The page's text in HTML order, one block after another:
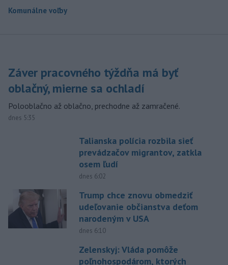
Komunálne voľby
Záver pracovného týždňa má byť
oblačný, mierne sa ochladí
Polooblačno až oblačno, prechodne až zamračené.
dnes 5:35
Talianska polícia rozbila sieť
prevádzačov migrantov, zatkla
osem ľudí
dnes 6:02
Trump chce znovu obmedziť
udeľovanie občianstva deťom
narodeným v USA
dnes 6:10
Zelenskyj: Vláda pomôže
poľnohospodárom, ktorých